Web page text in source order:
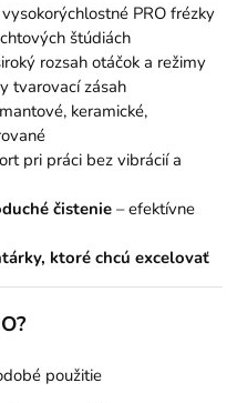
PRO frézky
štúdiách
rozsah otáčok a režimy
tvarovací zásah
keramické,
pri práci bez vibrácií a
čistenie– efektívne
ktoré chcú excelovať
použitie